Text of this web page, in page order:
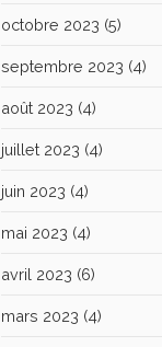
octobre 2023 (5)
septembre 2023 (4)
août 2023 (4)
juillet 2023 (4)
juin 2023 (4)
mai 2023 (4)
avril 2023 (6)
mars 2023 (4)